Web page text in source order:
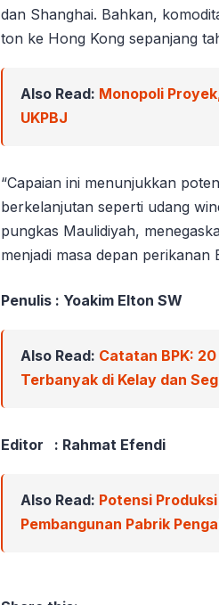
dan Shanghai. Bahkan,
ton ke Hong Kong sepanjang
Also Read: Monopoli
UKPBJ
“Capaian ini menunjukkan
berkelanjutan seperti udang
pungkas Maulidiyah,
menjadi masa depan perikanan
Penulis : Yoakim Elton SW
Also Read: Catatan BPK:
Terbanyak di Kelay dan
Editor : Rahmat Efendi
Also Read: Potensi
Pembangunan Pabrik